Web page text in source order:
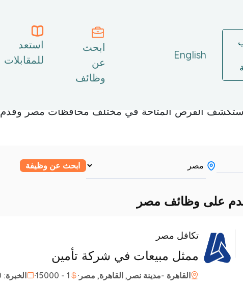
English
ابحث
عن
وظائف
استعد
للمقابلات
الفرص المتاحة في مختلف محافظات مصر وقدّم
ابحث عن وظيفة
على وظائف مصر
تكافل مصر
ممثل مبيعات في شركة تأمين
القاهرة -مدينة نصر, القاهرة, مصر 1 - 15000 الخبرة: 0-2 سنة